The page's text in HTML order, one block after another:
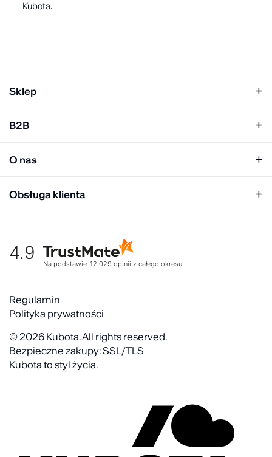
Kubota.
Sklep
Klapki męskie
Mężczyzna
B2B
Panel hurtowy
O nas
Biuro prasowe
Kultura organizacyjna
Rekrutujemy
Obsługa klienta
Warunki dostawy
Zwroty
Kontakt
FAQ
4.9
Na podstawie 12 029 opinii z całego okresu
Regulamin
Polityka prywatności
© 2026 Kubota. All rights reserved.
Bezpieczne zakupy: SSL/TLS
Kubota to styl życia.